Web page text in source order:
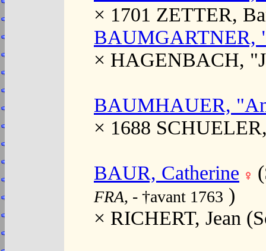
× 1701 ZETTER,
BAUMGARTNER,
× HAGENBACH,
BAUMHAUER,
× 1688
BAUR, Catherine
FRA, - †avant 1763 )
× RICHERT, Jean